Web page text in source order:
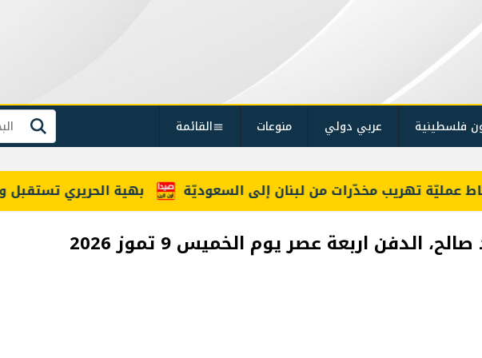
فلسطينية عربي دولي منوعات القائمة بحث
بهية الحريري تستقبل
الدفن اربعة عصر يوم الخميس 9 تموز 2026